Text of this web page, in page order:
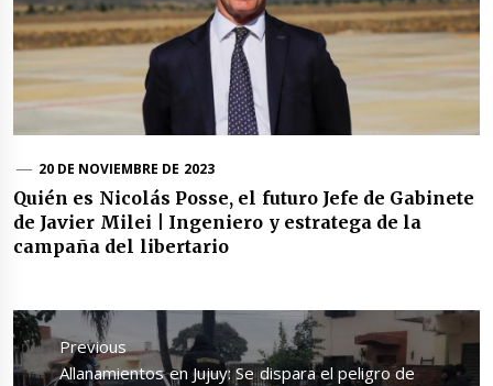
20 DE NOVIEMBRE DE 2023
Quién es Nicolás Posse, el futuro Jefe de Gabinete
de Javier Milei | Ingeniero y estratega de la
campaña del libertario
Navegación
de
entradas
Previous
Previous
Allanamientos en Jujuy: Se dispara el peligro de